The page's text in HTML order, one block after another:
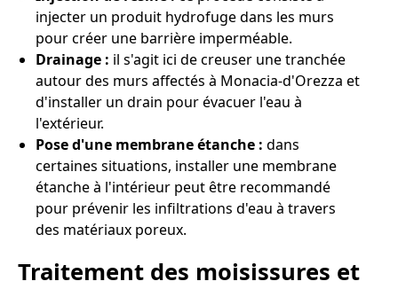
injecter un produit hydrofuge dans les murs
pour créer une barrière imperméable.
Drainage : il s'agit ici de creuser une tranchée
autour des murs affectés à Monacia-d'Orezza et
d'installer un drain pour évacuer l'eau à
l'extérieur.
Pose d'une membrane étanche : dans
certaines situations, installer une membrane
étanche à l'intérieur peut être recommandé
pour prévenir les infiltrations d'eau à travers
des matériaux poreux.
Traitement des moisissures et